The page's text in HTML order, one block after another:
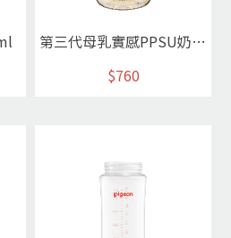
第三代母乳實感PPSU奶瓶240ml/鯨魚遨遊
$760